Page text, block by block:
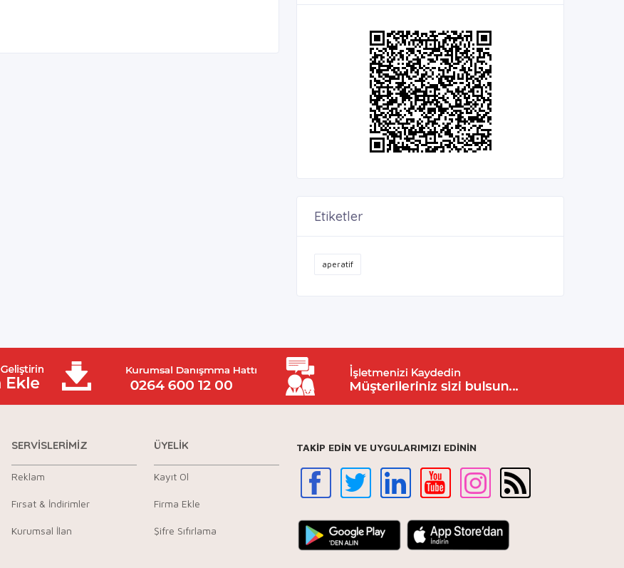
Etiketler
aperatif
SERVİSLERİMİZ
Reklam
Fırsat & İndirimler
Kurumsal İlan
ÜYELİK
Kayıt Ol
Firma Ekle
Şifre Sıfırlama
TAKİP EDİN VE UYGULARIMIZI EDİNİN